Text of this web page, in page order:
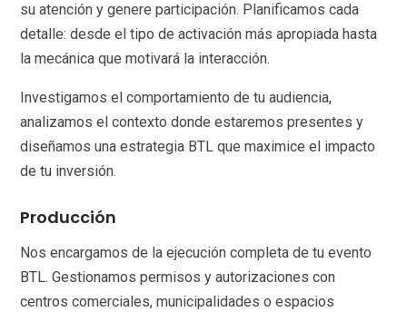
su atención y genere participación. Planificamos cada
detalle: desde el tipo de activación más apropiada hasta
la mecánica que motivará la interacción.
Investigamos el comportamiento de tu audiencia,
analizamos el contexto donde estaremos presentes y
diseñamos una estrategia BTL que maximice el impacto
de tu inversión.
Producción
Nos encargamos de la ejecución completa de tu evento
BTL. Gestionamos permisos y autorizaciones con
centros comerciales, municipalidades o espacios